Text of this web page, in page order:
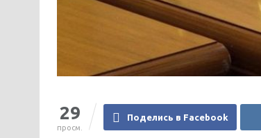
29
просм.
Поделись в Facebook